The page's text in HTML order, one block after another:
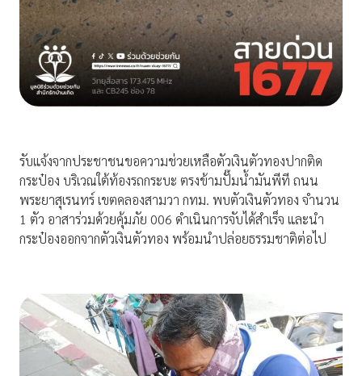
รับแจ้งจากประชาชนขอความช่วยเหลือตัวเงินตัวทองปากติด
กระป๋อง บริเวณใต้ท้องรถกระบะ ตรงข้ามปั๊มน้ำมันพีที ถนน
พระยาสุเรนทร์ เขตคลองสามวา กทม. พบตัวเงินตัวทอง จำนวน
1 ตัว อาสาร่วมด้วยคุ้มภัย 006 ดำเนินการจับได้สำเร็จ และนำ
กระป๋องออกจากตัวเงินตัวทอง พร้อมนำปล่อยธรรมชาติต่อไป